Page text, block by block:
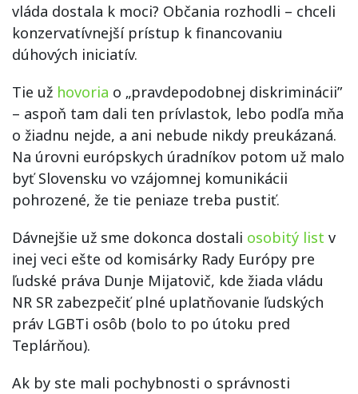
vláda dostala k moci? Občania rozhodli – chceli
konzervatívnejší prístup k financovaniu
dúhových iniciatív.
Tie už hovoria o „pravdepodobnej diskriminácii”
– aspoň tam dali ten prívlastok, lebo podľa mňa
o žiadnu nejde, a ani nebude nikdy preukázaná.
Na úrovni európskych úradníkov potom už malo
byť Slovensku vo vzájomnej komunikácii
pohrozené, že tie peniaze treba pustiť.
Dávnejšie už sme dokonca dostali osobitý list v
inej veci ešte od komisárky Rady Európy pre
ľudské práva Dunje Mijatovič, kde žiada vládu
NR SR zabezpečiť plné uplatňovanie ľudských
práv LGBTi osôb (bolo to po útoku pred
Teplárňou).
Ak by ste mali pochybnosti o správnosti